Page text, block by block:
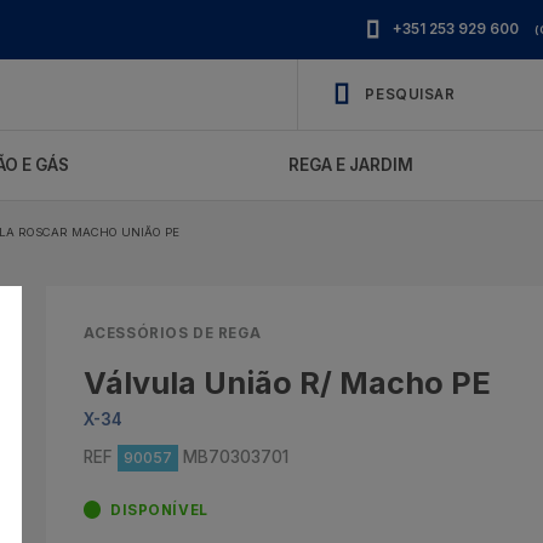
+351 253 929 600
E GÁS REGA E JARDIM
ROSCAR MACHO UNIÃO PE
ACESSÓRIOS DE REGA
Válvula União R/ Macho PE
X-34
REF
90057 MB70303701
DISPONÍVEL